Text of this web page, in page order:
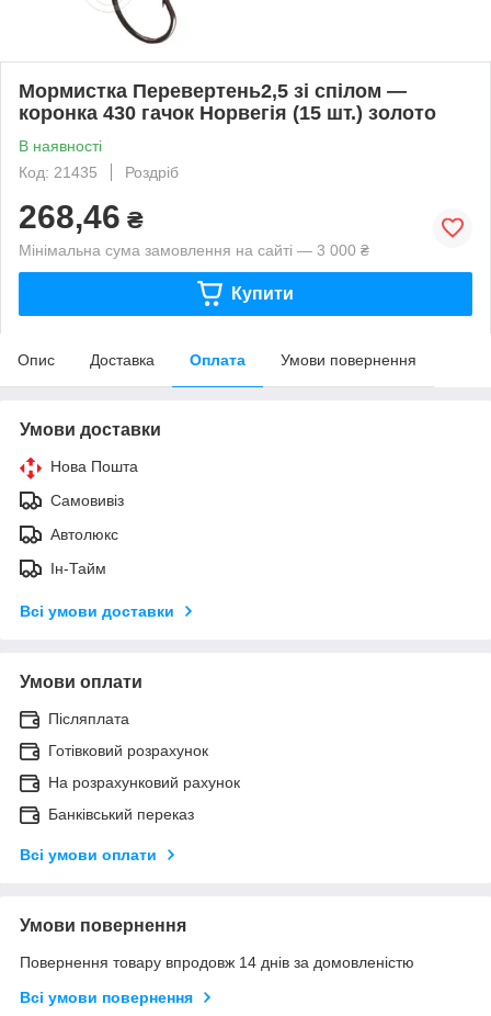
Мормистка Перевертень2,5 зі спілом —
коронка 430 гачок Норвегія (15 шт.) золото
В наявності
Код: 21435
Роздріб
268,46 ₴
Мінімальна сума замовлення на сайті — 3 000 ₴
Купити
Опис Доставка Оплата Умови повернення
Умови доставки
Нова Пошта
Самовивіз
Автолюкс
Ін-Тайм
Всі умови доставки
Умови оплати
Післяплата
Готівковий розрахунок
На розрахунковий рахунок
Банківський переказ
Всі умови оплати
Умови повернення
Повернення товару впродовж 14 днів за домовленістю
Всі умови повернення